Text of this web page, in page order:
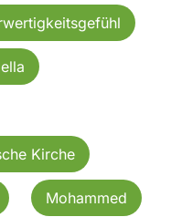
Kirche
Mohammed